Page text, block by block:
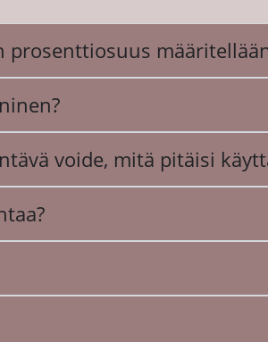
voide, mitä pitäisi